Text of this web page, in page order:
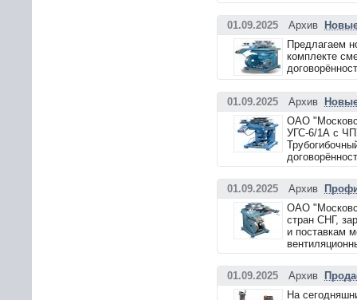
01.09.2025 Архив
Предлагаем
комплекте
01.09.2025 Архив
ОАО
УГС-6/1А с
01.09.2025 Архив
ОАО
стран СНГ,
и поставкам
01.09.2025 Архив
На